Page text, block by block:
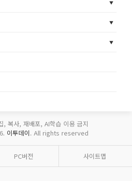
, 복사, 재배포, AI학습 이용 금지
이투데이. All rights reserved
PC버전 사이트맵